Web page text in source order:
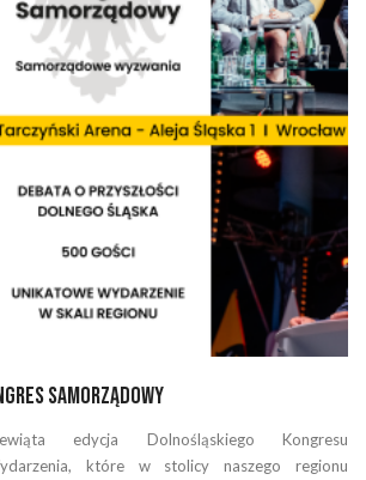
Samorządowy
edycja Dolnośląskiego Kongresu
które w stolicy naszego regionu